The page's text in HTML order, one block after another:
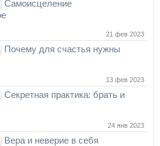
Самоисцеление
21 фев 2023
Почему для счастья нужны
13 фев 2023
Секретная практика: брать и
24 янв 2023
Вера и неверие в себя